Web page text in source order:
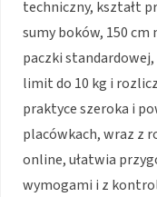
techniczny, kształt
sumy boków, 150 cm
paczki
limit do 10 kg i
praktyce szeroka i
placówkach, wraz z
online, ułatwia
wymogami i z